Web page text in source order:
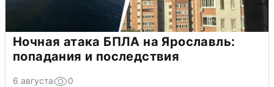
Ночная атака БПЛА на Ярославль:
попадания и последствия
6 августа 0